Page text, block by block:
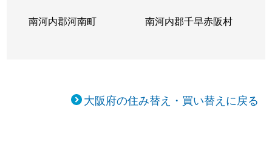
南河内郡河南町 南河内郡千早赤阪村
大阪府の住み替え・買い替えに戻る